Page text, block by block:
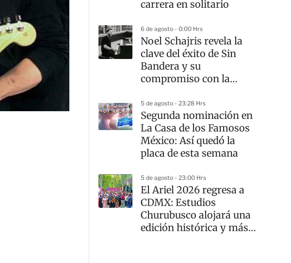
carrera en solitario
6 de agosto - 0:00 Hrs
Noel Schajris revela la
clave del éxito de Sin
Bandera y su
compromiso con la
5 de agosto - 23:28 Hrs
Segunda nominación en
La Casa de los Famosos
México: Así quedó la
placa de esta semana
5 de agosto - 23:00 Hrs
El Ariel 2026 regresa a
CDMX: Estudios
Churubusco alojará una
edición histórica y más